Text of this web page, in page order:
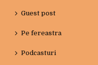
Guest post
Pe fereastra
Podcasturi